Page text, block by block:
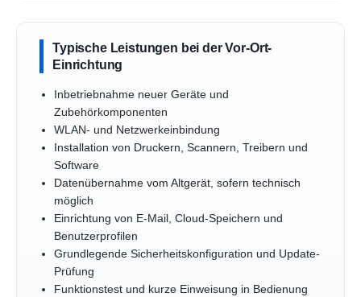
Typische Leistungen bei der Vor-Ort-
Einrichtung
Inbetriebnahme neuer Geräte und
Zubehörkomponenten
WLAN- und Netzwerkeinbindung
Installation von Druckern, Scannern, Treibern und
Software
Datenübernahme vom Altgerät, sofern technisch
möglich
Einrichtung von E-Mail, Cloud-Speichern und
Benutzerprofilen
Grundlegende Sicherheitskonfiguration und Update-
Prüfung
Funktionstest und kurze Einweisung in Bedienung